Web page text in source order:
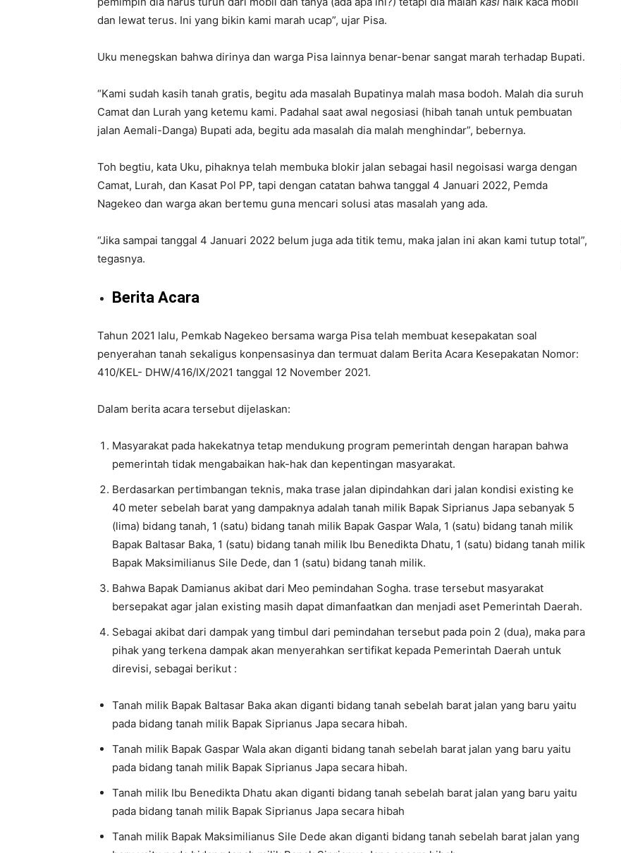
dan lewat terus. Ini yang bikin kami marah ucap”, ujar Pisa.
Uku menegskan bahwa dirinya dan warga Pisa lainnya benar-benar sangat marah terhadap Bupati.
“Kami sudah kasih tanah gratis, begitu ada masalah Bupatinya malah masa bodoh. Malah dia suruh
Camat dan Lurah yang ketemu kami. Padahal saat awal negosiasi (hibah tanah untuk pembuatan
jalan Aemali-Danga) Bupati ada, begitu ada masalah dia malah menghindar”, bebernya.
Toh begtiu, kata Uku, pihaknya telah membuka blokir jalan sebagai hasil negoisasi warga dengan
Camat, Lurah, dan Kasat Pol PP, tapi dengan catatan bahwa tanggal 4 Januari 2022, Pemda
Nagekeo dan warga akan bertemu guna mencari solusi atas masalah yang ada.
“Jika sampai tanggal 4 Januari 2022 belum juga ada titik temu, maka jalan ini akan kami tutup total”,
tegasnya.
Berita Acara
Tahun 2021 lalu, Pemkab Nagekeo bersama warga Pisa telah membuat kesepakatan soal
penyerahan tanah sekaligus konpensasinya dan termuat dalam Berita Acara Kesepakatan Nomor:
410/KEL- DHW/416/IX/2021 tanggal 12 November 2021.
Dalam berita acara tersebut dijelaskan:
Masyarakat pada hakekatnya tetap mendukung program pemerintah dengan harapan bahwa
pemerintah tidak mengabaikan hak-hak dan kepentingan masyarakat.
Berdasarkan pertimbangan teknis, maka trase jalan dipindahkan dari jalan kondisi existing ke
40 meter sebelah barat yang dampaknya adalah tanah milik Bapak Siprianus Japa sebanyak 5
(lima) bidang tanah, 1 (satu) bidang tanah milik Bapak Gaspar Wala, 1 (satu) bidang tanah milik
Bapak Baltasar Baka, 1 (satu) bidang tanah milik Ibu Benedikta Dhatu, 1 (satu) bidang tanah milik
Bapak Maksimilianus Sile Dede, dan 1 (satu) bidang tanah milik.
Bahwa Bapak Damianus akibat dari Meo pemindahan Sogha. trase tersebut masyarakat
bersepakat agar jalan existing masih dapat dimanfaatkan dan menjadi aset Pemerintah Daerah.
Sebagai akibat dari dampak yang timbul dari pemindahan tersebut pada poin 2 (dua), maka para
pihak yang terkena dampak akan menyerahkan sertifikat kepada Pemerintah Daerah untuk
direvisi, sebagai berikut :
Tanah milik Bapak Baltasar Baka akan diganti bidang tanah sebelah barat jalan yang baru yaitu
pada bidang tanah milik Bapak Siprianus Japa secara hibah.
Tanah milik Bapak Gaspar Wala akan diganti bidang tanah sebelah barat jalan yang baru yaitu
pada bidang tanah milik Bapak Siprianus Japa secara hibah.
Tanah milik Ibu Benedikta Dhatu akan diganti bidang tanah sebelah barat jalan yang baru yaitu
pada bidang tanah milik Bapak Siprianus Japa secara hibah
Tanah milik Bapak Maksimilianus Sile Dede akan diganti bidang tanah sebelah barat jalan yang